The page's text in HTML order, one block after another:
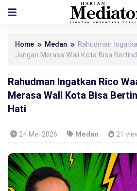
Home Medan
Rahudman
Jangan Merasa Wali Kota Bisa
Rahudman Ingatkan Rico
Merasa Wali Kota Bisa
Hati
24 Mei 2026 Medan 21